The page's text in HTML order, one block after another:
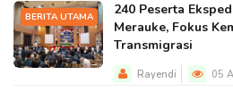
BERITA UTAMA
240 Peserta
Merauke, Fokus
Transmigrasi
Rayendi 05